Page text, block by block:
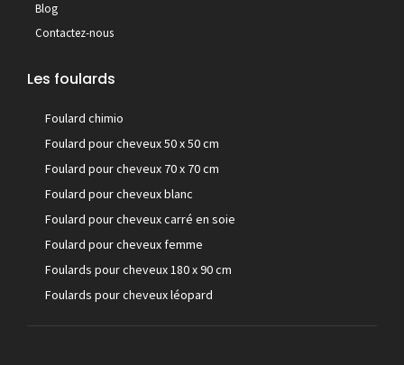
Blog
Contactez-nous
Les foulards
Foulard chimio
Foulard pour cheveux 50 x 50 cm
Foulard pour cheveux 70 x 70 cm
Foulard pour cheveux blanc
Foulard pour cheveux carré en soie
Foulard pour cheveux femme
Foulards pour cheveux 180 x 90 cm
Foulards pour cheveux léopard